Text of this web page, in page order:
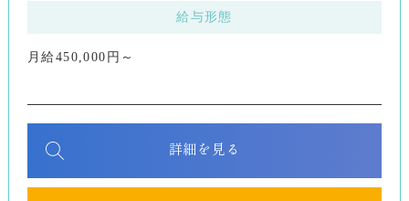
給与形態
月給450,000円～
詳細を見る